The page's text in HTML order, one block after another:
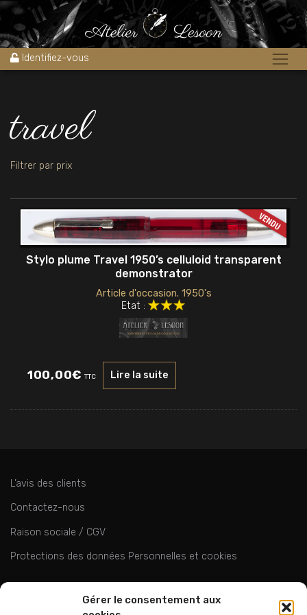
Gérer le consentement aux
Identifiez-vous
Accueil travel
travel
Filtrer par prix
Stylo plume Travel 1950’s celluloid transparent
demonstrator
Article d'occasion. 1950's
Etat :
100,00€ TTC Lire la suite
L’avis des clients
Contactez-nous
Raison sociale / CGV
Protections des données Personnelles et cookies